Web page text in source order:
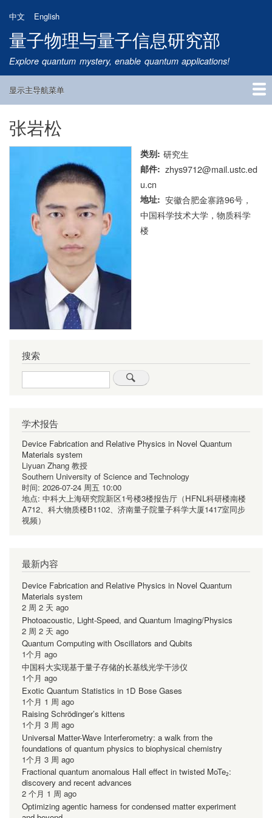
到
主
要
内
中文 English
量子物理与量子信息研究部
Explore quantum mystery, enable quantum applications!
Main
显示主导航菜单
首页
研究方向
量子卫星
团队成员
新闻动态
研究进展
学术报告
论文发表
公告通知
招生信息
相关链接
张岩松
类别 研究生
邮件
zhys9712@mail.ustc.ed
u.cn
地址
安徽合肥金寨路96号，
中国科学技术大学，物质科学
楼
搜索
Search
学术报告
Device Fabrication and Relative Physics in Novel Quantum
Materials system
Liyuan Zhang 教授
Southern University of Science and Technology
时间: 2026-07-24 周五 10:00
地点: 中科大上海研究院新区1号楼3楼报告厅（HFNL科研楼南楼
A712、科大物质楼B1102、济南量子院量子科学大厦1417室同步
视频）
最新内容
Device Fabrication and Relative Physics in Novel Quantum
Materials system
2 周 2 天 ago
Photoacoustic, Light-Speed, and Quantum Imaging/Physics
2 周 2 天 ago
Quantum Computing with Oscillators and Qubits
1个月 ago
中国科大实现基于量子存储的长基线光学干涉仪
1个月 ago
Exotic Quantum Statistics in 1D Bose Gases
1个月 1 周 ago
Raising Schrödinger’s kittens
1个月 3 周 ago
Universal Matter-Wave Interferometry: a walk from the
foundations of quantum physics to biophysical chemistry
1个月 3 周 ago
Fractional quantum anomalous Hall effect in twisted MoTe₂:
discovery and recent advances
2 个月 1 周 ago
Optimizing agentic harness for condensed matter experiment